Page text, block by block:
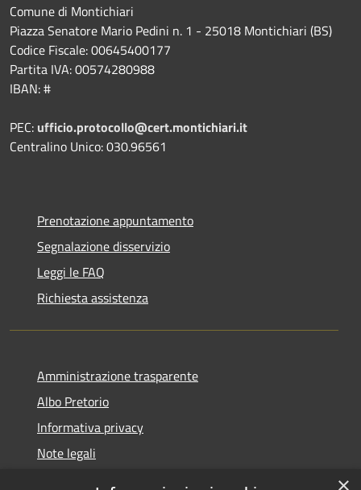
Comune di Montichiari
Piazza Senatore Mario Pedini n. 1 - 25018 Montichiari (BS)
Codice Fiscale: 00645400177
Partita IVA: 00574280988
IBAN: #
PEC: ufficio.protocollo@cert.montichiari.it
Centralino Unico: 030.96561
Prenotazione appuntamento
Segnalazione disservizio
Leggi le FAQ
Richiesta assistenza
Amministrazione trasparente
Albo Pretorio
Informativa privacy
Note legali